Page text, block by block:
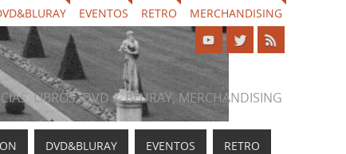
EVENTOS RETRO MERCHANDISING
LIBROS, DVD & BLURAY, MERCHANDISING
DVD&BLURAY EVENTOS RETRO